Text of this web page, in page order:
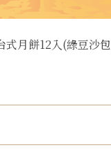
式月餅12入(綠豆沙